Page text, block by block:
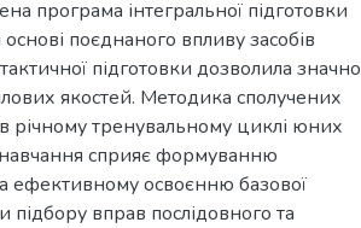
програма інтегральної підготовки
поєднаного впливу засобів
підготовки дозволила значно
якостей. Методика сполучених
в річному тренувальному циклі юних
навчання сприяє формуванню
ефективному освоєнню базової
вправ послідовного та